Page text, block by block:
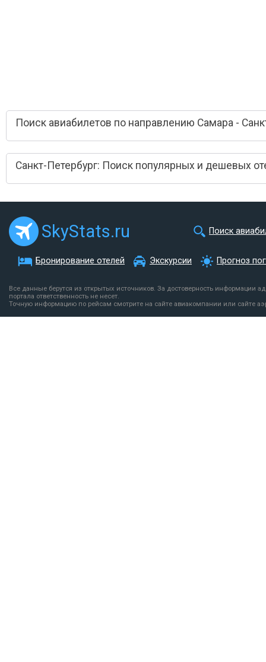
Поиск авиабилетов по направлению Самара -
Санкт-Петербург: Поиск популярных и дешевых
SkyStats.ru Поиск
Бронирование отелей Экскурсии Прогноз
Все данные берутся из открытых источников. За достоверность информации
портала ответственность не несет.
Точную информацию по рейсам смотрите на сайте авиакомпании или сайте